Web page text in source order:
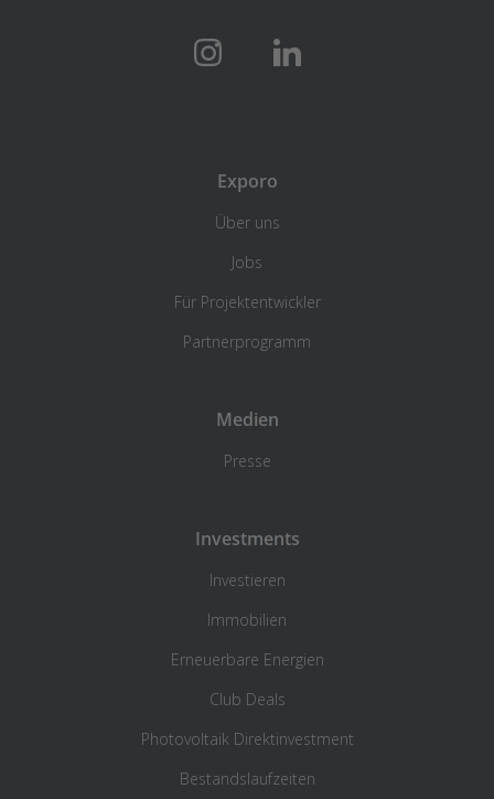
Exporo
Über uns
Jobs
Für Projektentwickler
Partnerprogramm
Medien
Presse
Investments
Investieren
Immobilien
Erneuerbare Energien
Club Deals
Photovoltaik Direktinvestment
Bestandslaufzeiten